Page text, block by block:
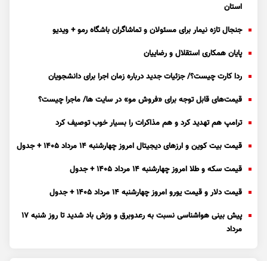
استان
جنجال تازه نیمار برای مسئولان و تماشاگران باشگاه رمو + ویدیو
پایان همکاری استقلال و رضاییان
ردا کارت چیست؟/ جزئیات جدید درباره زمان اجرا برای دانشجویان
قیمت‌های قابل توجه برای «فروش مو» در سایت ها/ ماجرا چیست؟
ترامپ هم تهدید کرد و هم مذاکرات را بسیار خوب توصیف کرد
قیمت بیت کوین و ارز‌های دیجیتال امروز چهارشنبه ۱۴ مرداد ۱۴۰۵ + جدول
قیمت سکه و طلا امروز چهارشنبه ۱۴ مرداد ۱۴۰۵ + جدول
قیمت دلار و قیمت یورو امروز چهارشنبه ۱۴ مرداد ۱۴۰۵ + جدول
پیش بینی هواشناسی نسبت به رعدوبرق و وزش باد شدید تا روز شنبه ۱۷
مرداد